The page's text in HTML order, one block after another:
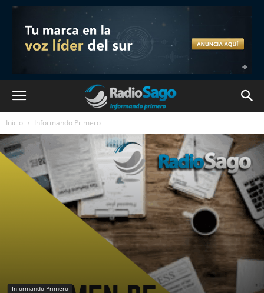
Inicio Informando Primero
Informando Primero